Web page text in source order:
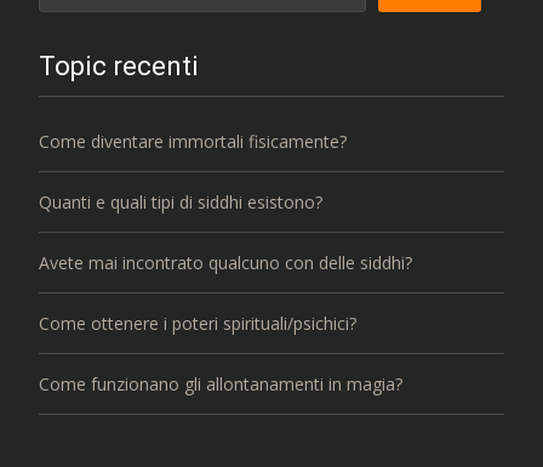
Topic recenti
Come diventare immortali fisicamente?
Quanti e quali tipi di siddhi esistono?
Avete mai incontrato qualcuno con delle siddhi?
Come ottenere i poteri spirituali/psichici?
Come funzionano gli allontanamenti in magia?